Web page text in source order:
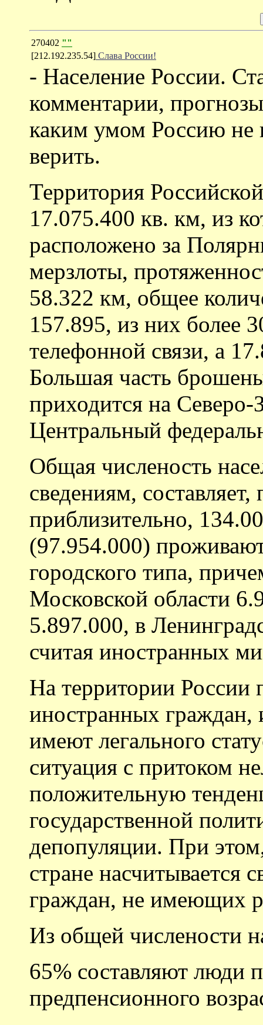
270402 ""
[212.192.235.54] Слава России!
- Население России.
комментарии,
каким умом Россию не
верить.
Территория
17.075.400 кв. км, из
расположено за
мерзлоты,
58.322 км, общее
157.895, из них более
телефонной связи, а
Большая часть
приходится на
Центральный
Общая численость
сведениям,
приблизительно,
(97.954.000)
городского типа,
Московской области
5.897.000, в
считая иностранных
На территории
иностранных
имеют легального
ситуация с притоком
положительную
государственной
депопуляции. При
стране насчитывается
граждан, не имеющих
Из общей числености
65% составляют люди
предпенсионного